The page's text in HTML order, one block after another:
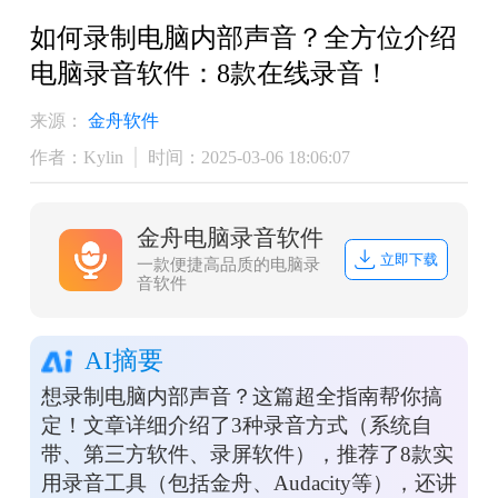
如何录制电脑内部声音？全方位介绍
电脑录音软件：8款在线录音！
来源：
金舟软件
作者：Kylin
时间：2025-03-06 18:06:07
金舟电脑录音软件
一款便捷高品质的电脑录
音软件
立即下载
AI摘要
想录制电脑内部声音？这篇超全指南帮你搞
定！文章详细介绍了3种录音方式（系统自
带、第三方软件、录屏软件），推荐了8款实
用录音工具（包括金舟、Audacity等），还讲